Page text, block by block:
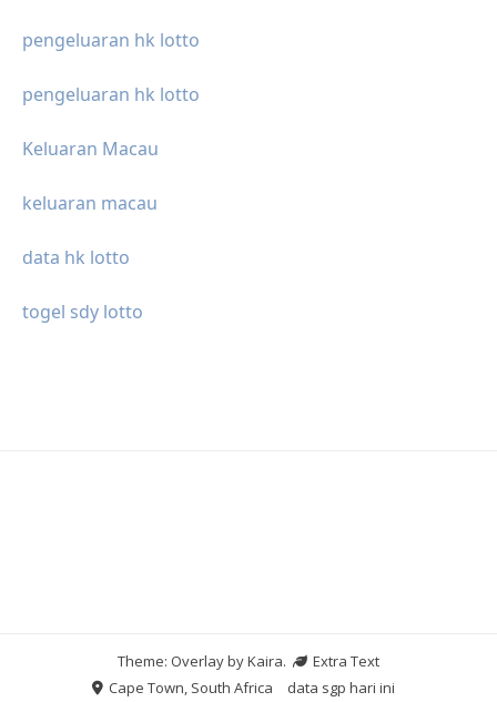
pengeluaran hk lotto
pengeluaran hk lotto
Keluaran Macau
keluaran macau
data hk lotto
togel sdy lotto
Theme: Overlay byKaira.
Extra Text
Cape Town, South Africa
data sgp hari ini